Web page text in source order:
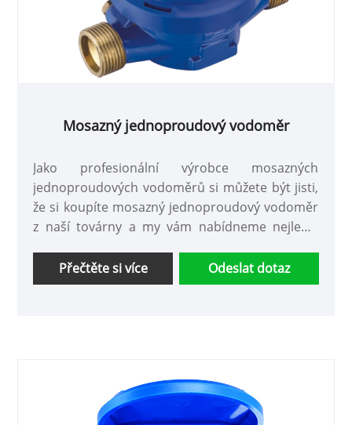
Mosazný jednoproudový vodoměr
Jako profesionální výrobce mosazných
jednoproudových vodoměrů si můžete být jisti,
že si koupíte mosazný jednoproudový vodoměr
z naší továrny a my vám nabídneme nejlepší
Přečtěte si více
Odeslat dotaz